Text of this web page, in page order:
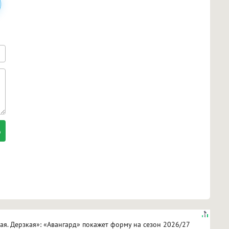
Дерзкая»: «Авангард» покажет форму на сезон 2026/27